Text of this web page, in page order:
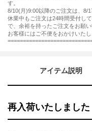
す。
8/10(月)9:00以降のご注文は、8/
休業中もご注文は24時間受付し
で、余裕を持ったご注文をお願い
お客様にはご不便をおかけいた
アイテム説明
再入荷いたしました